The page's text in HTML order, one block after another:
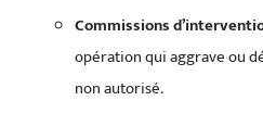
Commissions
opération qui aggrave ou
non autorisé.